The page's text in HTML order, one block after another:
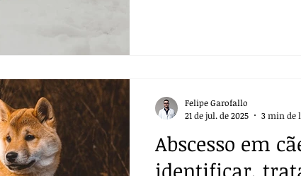
Abscesso em
identificar,
Felipe Garofallo
21 de jul. de 2025
3 min de